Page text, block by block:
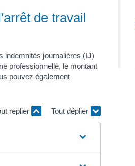
de travail
indemnités journalières (IJ)
professionnelle, le montant
pouvez également
replier Tout déplier